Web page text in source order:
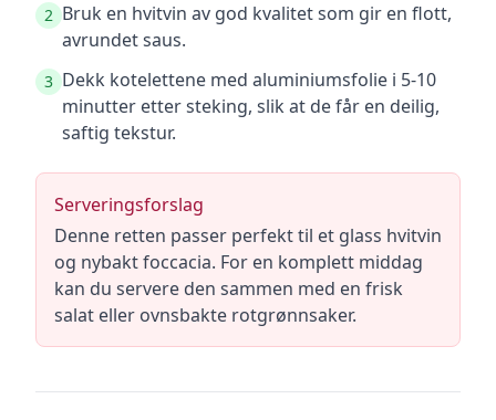
2 Bruk en hvitvin av god kvalitet som gir en flott,
avrundet saus.
3 Dekk kotelettene med aluminiumsfolie i 5-10
minutter etter steking, slik at de får en deilig,
saftig tekstur.
Serveringsforslag
Denne retten passer perfekt til et glass hvitvin
og nybakt foccacia. For en komplett middag
kan du servere den sammen med en frisk
salat eller ovnsbakte rotgrønnsaker.